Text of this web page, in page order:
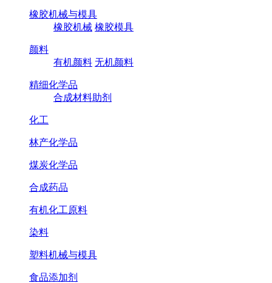
橡胶机械与模具
橡胶机械 橡胶模具
颜料
有机颜料 无机颜料
精细化学品
合成材料助剂
化工
林产化学品
煤炭化学品
合成药品
有机化工原料
染料
塑料机械与模具
食品添加剂